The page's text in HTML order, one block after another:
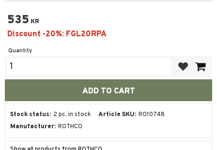
535 KR
Quantity
Stock status 2 pc. in stock Article SKU RO10748
Manufacturer ROTHCO